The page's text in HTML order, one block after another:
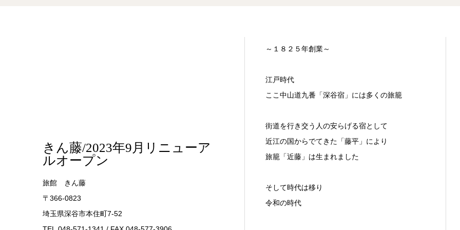
きん藤/2023年9月リニューア
ルオープン
旅館 きん藤
〒366-0823
埼玉県深谷市本住町7-52
～１８２５年創業～
江戸時代
ここ中山道九番「深谷宿」には多くの旅籠
街道を行き交う人の安らげる宿として
近江の国からでてきた「藤平」により
旅籠「近藤」は生まれました
そして時代は移り
令和の時代